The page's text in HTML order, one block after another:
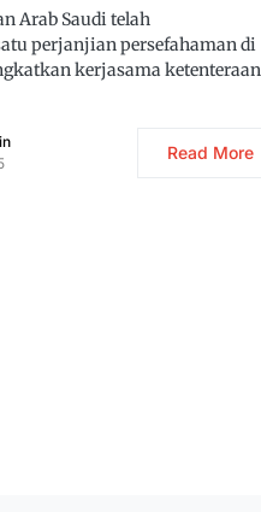
Arab Saudi telah
perjanjian persefahaman di
kerjasama ketenteraan
Read More